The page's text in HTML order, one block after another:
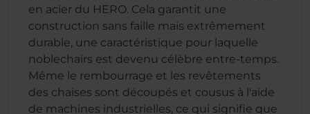
en acier du HERO. Cela garantit une
construction sans faille mais extrêmement
durable, une caractéristique pour laquelle
noblechairs est devenu célèbre entre-temps.
Même le rembourrage et les revêtements
des chaises sont découpés et cousus à l'aide
de machines industrielles, ce qui signifie que